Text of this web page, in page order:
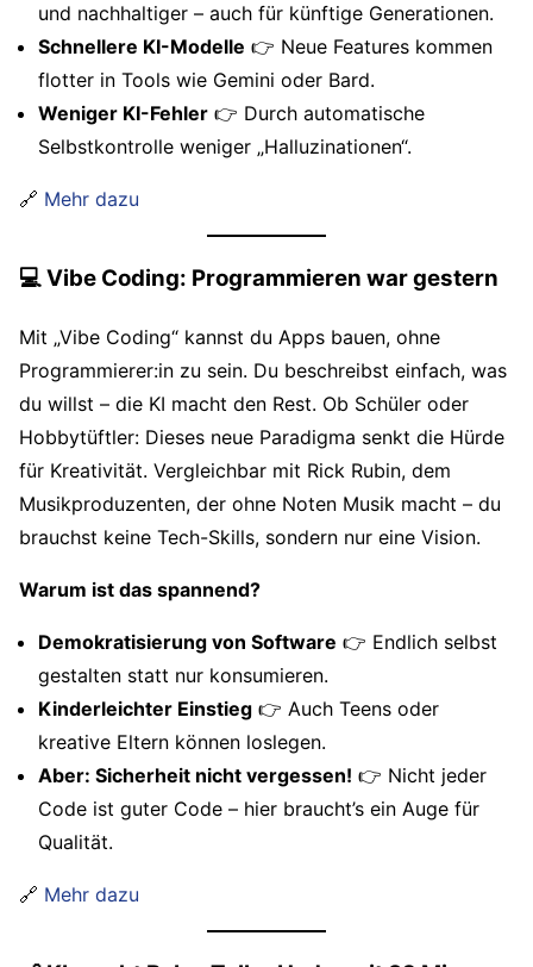
und nachhaltiger – auch für künftige Generationen.
Schnellere KI-Modelle 👉 Neue Features kommen
flotter in Tools wie Gemini oder Bard.
Weniger KI-Fehler 👉 Durch automatische
Selbstkontrolle weniger „Halluzinationen“.
🔗 Mehr dazu
💻 Vibe Coding: Programmieren war gestern
Mit „Vibe Coding“ kannst du Apps bauen, ohne
Programmierer:in zu sein. Du beschreibst einfach, was
du willst – die KI macht den Rest. Ob Schüler oder
Hobbytüftler: Dieses neue Paradigma senkt die Hürde
für Kreativität. Vergleichbar mit Rick Rubin, dem
Musikproduzenten, der ohne Noten Musik macht – du
brauchst keine Tech-Skills, sondern nur eine Vision.
Warum ist das spannend?
Demokratisierung von Software 👉 Endlich selbst
gestalten statt nur konsumieren.
Kinderleichter Einstieg 👉 Auch Teens oder
kreative Eltern können loslegen.
Aber: Sicherheit nicht vergessen! 👉 Nicht jeder
Code ist guter Code – hier braucht’s ein Auge für
Qualität.
🔗 Mehr dazu